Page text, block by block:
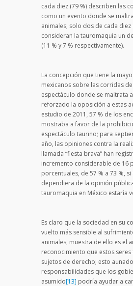
cada diez (79 %) describen las
como un evento donde se
animales; solo dos de cada
consideran la tauromaquia un
(11 % y 7 % respectivamente).
La concepción que tiene la
mexicanos sobre las corridas
espectáculo donde se maltrata
reforzado la oposición a estas
estudio de 2011, 57 % de los
mostraba a favor de la
espectáculo taurino; para
año, las opiniones contra la
llamada “fiesta brava” han
incremento considerable de 16
porcentuales, de 57 % a 73 %, si
dependiera de la opinión
tauromaquia en México estaría
Es claro que la sociedad en su
vuelto más sensible al
animales, muestra de ello es el
reconocimiento que estos seres
sujetos de derecho; esto
responsabilidades que los
asumido[13] podría ayudar a